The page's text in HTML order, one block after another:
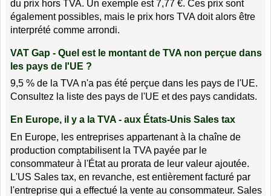
du prix hors TVA. Un exemple est 7,77 €. Ces prix sont
également possibles, mais le prix hors TVA doit alors être
interprété comme arrondi.
VAT Gap - Quel est le montant de TVA non perçue dans
les pays de l'UE ?
9,5 % de la TVA n'a pas été perçue dans les pays de l'UE.
Consultez la liste des pays de l'UE et des pays candidats.
En Europe, il y a la TVA - aux États-Unis Sales tax
En Europe, les entreprises appartenant à la chaîne de
production comptabilisent la TVA payée par le
consommateur à l'État au prorata de leur valeur ajoutée.
L'US Sales tax, en revanche, est entièrement facturé par
l'entreprise qui a effectué la vente au consommateur. Sales